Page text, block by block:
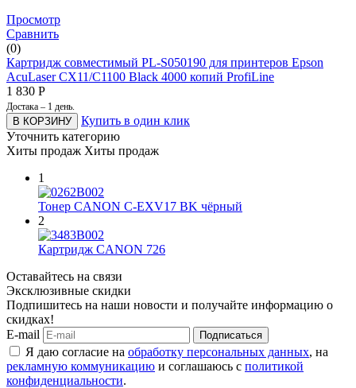
Просмотр
Сравнить
(0)
Картридж совместимый PL-S050190 для принтеров Epson
AcuLaser CX11/C1100 Black 4000 копий ProfiLine
1 830 Р
Достака – 1 день.
В КОРЗИНУ
Купить в один клик
Уточнить категорию
Хиты продаж Хиты продаж
1
Тонер CANON C-EXV17 BK чёрный
2
Картридж CANON 726
Оставайтесь на связи
Эксклюзивные скидки
Подпишитесь на наши новости и получайте информацию о
скидках!
E-mail
Подписаться
Я даю согласие на обработку персональных данных, на
рекламную коммуникацию и соглашаюсь с политикой
конфиденциальности.